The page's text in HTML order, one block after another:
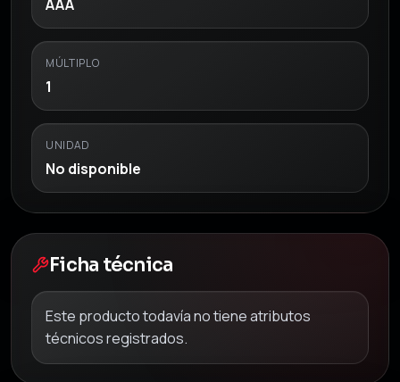
AAA
MÚLTIPLO
1
UNIDAD
No disponible
Ficha técnica
Este producto todavía no tiene atributos
técnicos registrados.